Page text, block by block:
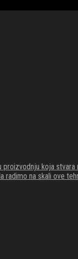
koja
radimo na skali ove